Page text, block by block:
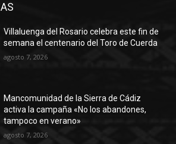
Villaluenga del Rosario celebra este fin de
semana el centenario del Toro de Cuerda
agosto 7, 2026
Mancomunidad de la Sierra de Cádiz
activa la campaña «No los abandones,
tampoco en verano»
agosto 7, 2026